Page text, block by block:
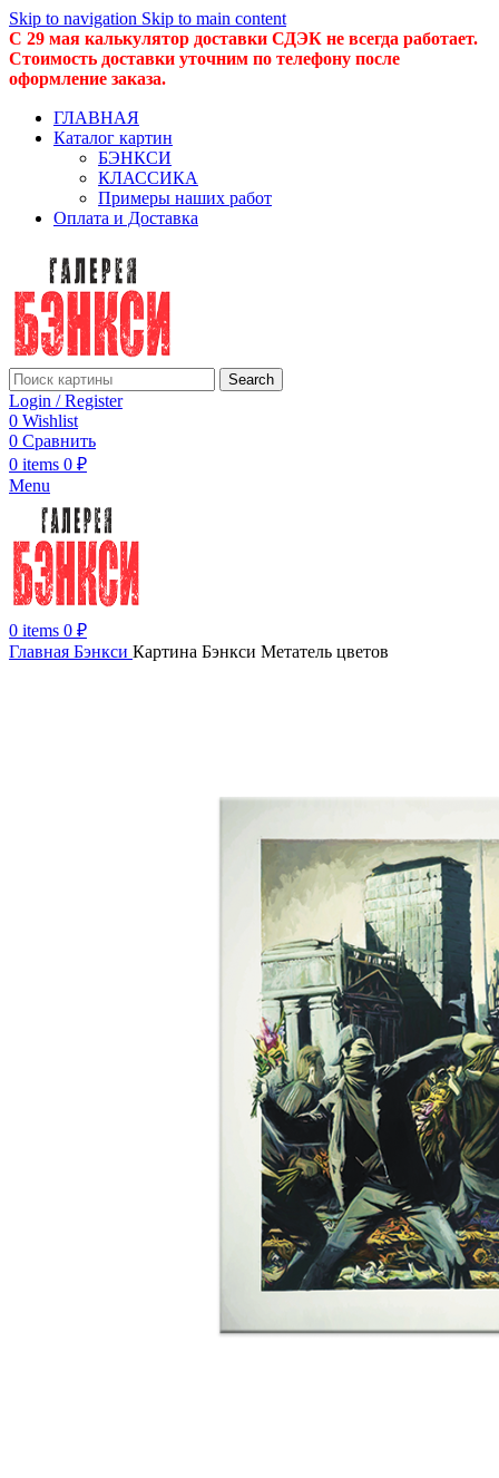
Skip to navigation Skip to main content
С 29 мая калькулятор доставки СДЭК не всегда работает.
Стоимость доставки уточним по телефону после
оформление заказа.
ГЛАВНАЯ
Каталог картин
БЭНКСИ
КЛАССИКА
Примеры наших работ
Оплата и Доставка
Search
Login / Register
0 Wishlist
0 Сравнить
0 items 0 ₽
Menu
0 items 0 ₽
Главная Бэнкси Картина Бэнкси Метатель цветов